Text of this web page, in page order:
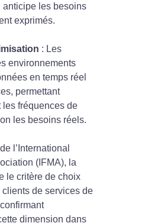
anticipe les besoins
exprimés.
: Les
environnements
en temps réel
permettant
les fréquences de
les besoins réels.
l’International
(IFMA), la
le critère de choix
de services de
dimension dans